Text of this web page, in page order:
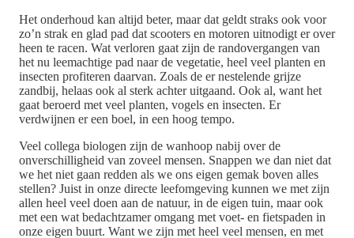
Het onderhoud kan altijd beter, maar dat geldt straks ook voor
zo’n strak en glad pad dat scooters en motoren uitnodigt er over
heen te racen. Wat verloren gaat zijn de randovergangen van
het nu leemachtige pad naar de vegetatie, heel veel planten en
insecten profiteren daarvan. Zoals de er nestelende grijze
zandbij, helaas ook al sterk achter uitgaand. Ook al, want het
gaat beroerd met veel planten, vogels en insecten. Er
verdwijnen er een boel, in een hoog tempo.
Veel collega biologen zijn de wanhoop nabij over de
onverschilligheid van zoveel mensen. Snappen we dan niet dat
we het niet gaan redden als we ons eigen gemak boven alles
stellen? Juist in onze directe leefomgeving kunnen we met zijn
allen heel veel doen aan de natuur, in de eigen tuin, maar ook
met een wat bedachtzamer omgang met voet- en fietspaden in
onze eigen buurt. Want we zijn met heel veel mensen, en met